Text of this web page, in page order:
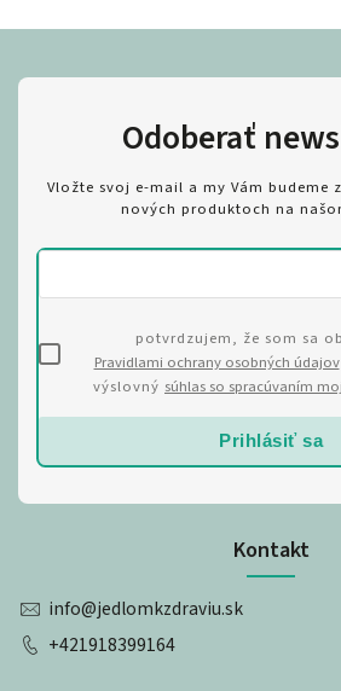
Kontakt
info@jedlomkzdraviu.sk
+421918399164
Odoberať
Vložte svoj e-mail a my Vám budeme
nových produktoch na
potvrdzujem, že som sa
Pravidlami ochrany osobných údajov
výslovný súhlas so spracúvaním
Prihlásiť sa